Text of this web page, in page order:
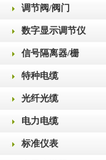
调节阀/阀门
数字显示调节仪
信号隔离器/栅
特种电缆
光纤光缆
电力电缆
标准仪表